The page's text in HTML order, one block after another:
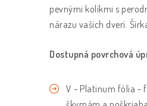
pevnými kolíkmi s
nárazu vašich dverí.
Dostupná povrchová
V - Platinum fólia -